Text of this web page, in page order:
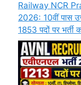
Railway NCR
2026: 10वीं पास
1853 पदों पर भर्ती